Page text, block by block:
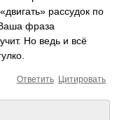
рассудок по
фраза
Но ведь и всё
Цитировать
Ответить